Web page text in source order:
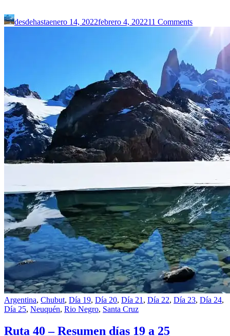
desdehastaenero 14, 2022febrero 4, 202211 Comments
Argentina, Chubut, Día 19, Día 20, Día 21 , Día 22, Día 23, Día 24,
Día 25, Neuquén, Rio Negro, Santa Cruz
Ruta 40 – Resumen días 19 a 25